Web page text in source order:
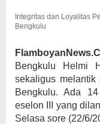
Integritas dan Loyalitas
Bengkulu
Bengkulu Helmi
sekaligus
Bengkulu. Ada
eselon III yang
Selasa sore (22/6/